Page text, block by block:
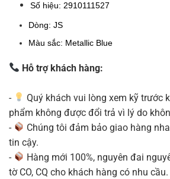
Số hiệu: 2910111527
Dòng: JS
Màu sắc: Metallic Blue
Hỗ trợ khách hàng:
-
Quý khách vui lòng xem kỹ trước
phẩm không được đổi trả vì lý do
-
Chúng tôi đảm bảo giao hàng
tin cậy.
-
Hàng mới 100%, nguyên đai
tờ CO, CQ cho khách hàng có nhu cầu.